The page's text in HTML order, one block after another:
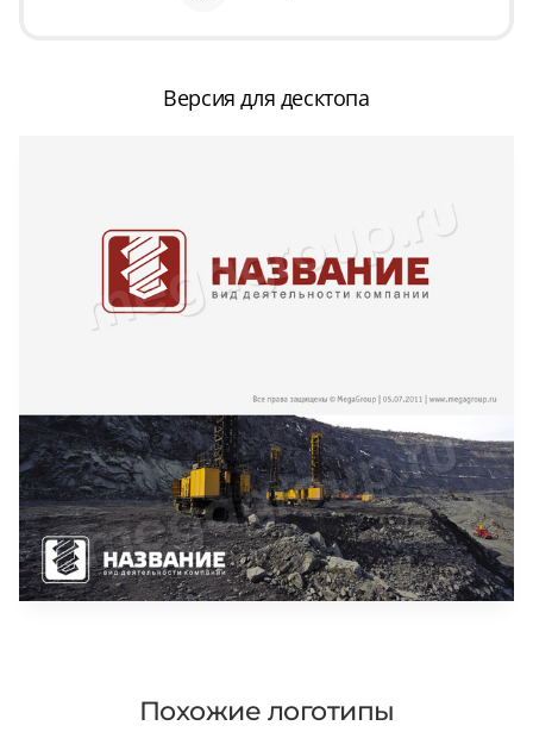
Версия для десктопа
Похожие логотипы